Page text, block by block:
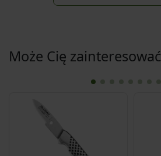
Może Cię zainteresować